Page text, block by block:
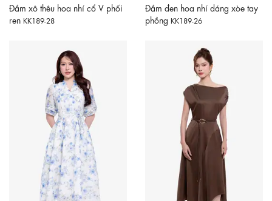
Đầm xô thêu hoa nhí cổ V phối
ren KK189-28
Đầm đen hoa nhí dáng xòe tay
phồng KK189-26